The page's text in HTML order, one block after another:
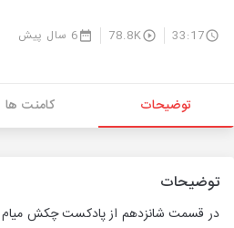
33:17
78.8K 6 سال پیش
توضیحات کامنت ها
توضیحات
در قسمت شانزدهم از پادکست چکش ميام